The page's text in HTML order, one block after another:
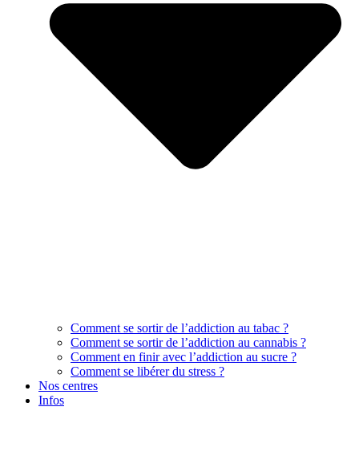
Comment se sortir de l’addiction au tabac ?
Comment se sortir de l’addiction au cannabis ?
Comment en finir avec l’addiction au sucre ?
Comment se libérer du stress ?
Nos centres
Infos